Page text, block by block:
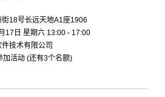
街18号长远天地A1座1906
17日 星期六 13:00 - 17:00
技术有限公司
加活动 (还有3个名额)